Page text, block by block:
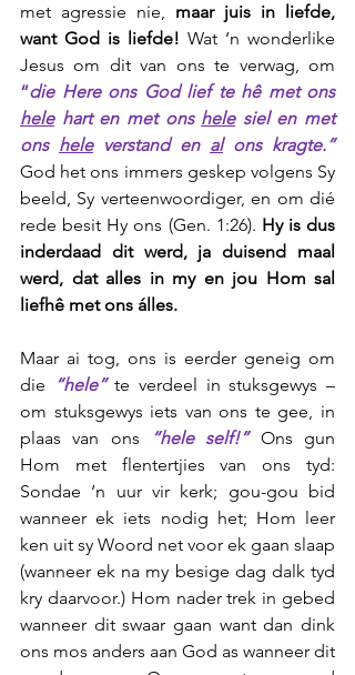
met agressie nie, maar juis in liefde,
want God is liefde! Wat ‘n wonderlike
“
die Here ons God lief te hê met ons
hele hart en met ons hele siel en met
ons hele verstand en al
ons kragte.”
God het ons immers geskep volgens Sy
beeld, Sy verteenwoordiger, en om dié
rede besit Hy ons (Gen. 1:26). Hy is dus
inderdaad dit werd, ja duisend maal
werd, dat alles in my en jou Hom sal
liefhê met ons álles.
Maar ai tog, ons is eerder geneig om
die
“hele” te verdeel in stuksgewys –
om stuksgewys iets van ons te gee, in
plaas van ons
“hele self!” Ons gun
Hom met flentertjies van ons tyd:
Sondae ‘n uur vir kerk; gou-gou bid
wanneer ek iets nodig het; Hom leer
ken uit sy Woord net voor ek gaan slaap
(wanneer ek na my besige dag dalk tyd
kry daarvoor.) Hom nader trek in gebed
wanneer dit swaar gaan want dan dink
ons mos anders aan God as wanneer dit